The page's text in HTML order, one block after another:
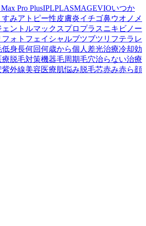
Pro PlusIPLPLASMAGEVIOいつか
すみアトピー性皮膚炎イチゴ鼻ウオノメ
ェントルマックスプロプラスニキビ ノー
フォトフェイシャルブツブツ リフテラ レ
低身長何回何歳から個人差光治療冷却効
療脱毛対策機器毛周期毛穴治らない治療
紫外線美容医療肌悩み脱毛芯赤み赤ら顔